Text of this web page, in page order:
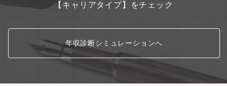
【キャリアタイプ】をチェック
年収診断シミュレーションへ